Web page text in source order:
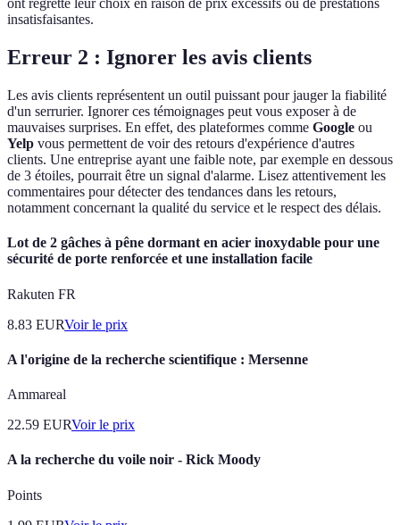
ont regretté leur choix en raison de prix excessifs ou de prestations
insatisfaisantes.
Erreur 2 : Ignorer les avis clients
Les avis clients représentent un outil puissant pour jauger la fiabilité
d'un serrurier. Ignorer ces témoignages peut vous exposer à de
mauvaises surprises. En effet, des plateformes comme Google ou
Yelp vous permettent de voir des retours d'expérience d'autres
clients. Une entreprise ayant une faible note, par exemple en dessous
de 3 étoiles, pourrait être un signal d'alarme. Lisez attentivement les
commentaires pour détecter des tendances dans les retours,
notamment concernant la qualité du service et le respect des délais.
Lot de 2 gâches à pêne dormant en acier inoxydable pour une
sécurité de porte renforcée et une installation facile
Rakuten FR
8.83 EURVoir le prix
A l'origine de la recherche scientifique : Mersenne
Ammareal
22.59 EURVoir le prix
A la recherche du voile noir - Rick Moody
Points